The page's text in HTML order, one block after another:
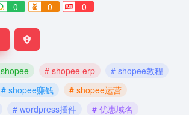
0 0 0
# shopee erp
# shopee教程
# shopee赚钱
# shopee运营
# wordpress插件
# 优惠域名